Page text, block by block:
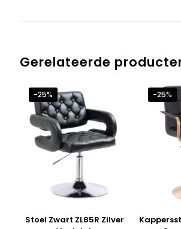
Gerelateerde
-25%
Stoel Zwart ZL85R Zilver
-25%